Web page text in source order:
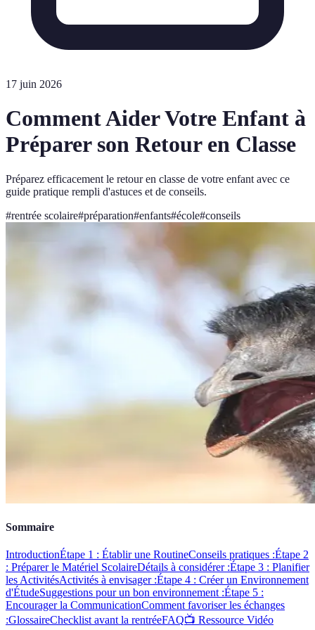
17 juin 2026
Comment Aider Votre Enfant à
Préparer son Retour en Classe
Préparez efficacement le retour en classe de votre enfant avec ce
guide pratique rempli d'astuces et de conseils.
#rentrée scolaire#préparation#enfants#école#conseils
Sommaire
IntroductionÉtape 1 : Établir une RoutineConseils pratiques :Étape 2
: Préparer le Matériel ScolaireDétails à considérer :Étape 3 : Planifier
les ActivitésActivités à envisager :Étape 4 : Créer un Environnement
d'ÉtudeSuggestions pour un bon environnement :Étape 5 :
Encourager la CommunicationComment favoriser les échanges
:GlossaireChecklist avant la rentréeFAQ📺 Ressource Vidéo